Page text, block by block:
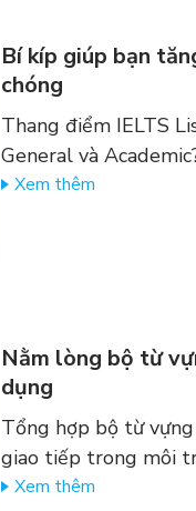
Bí kíp giúp bạn
chóng
Thang điểm IELTS
General và
Xem thêm
Nằm lòng bộ từ
dụng
Tổng hợp bộ từ
giao tiếp trong môi
Xem thêm